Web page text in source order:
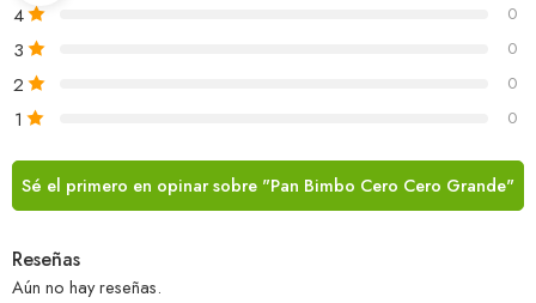
4 0
3 0
2 0
1 0
Sé el primero en opinar sobre "Pan Bimbo Cero Cero Grande"
Reseñas
Aún no hay reseñas.